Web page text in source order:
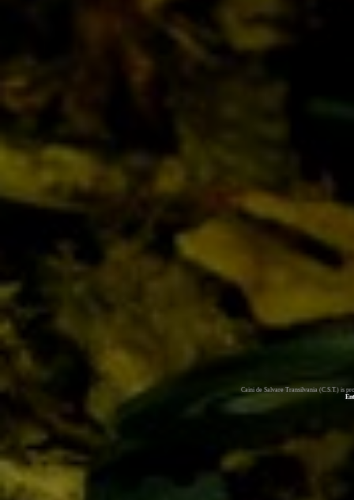
Caini de Salvare Transilvania (C.S.T.) is